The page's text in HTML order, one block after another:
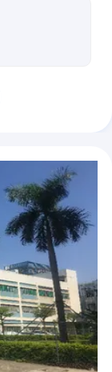
電池細胞
エネルギー蓄積電池
ウム イオン電池
蓄積電池24v 200ah
Lifepo4の細胞